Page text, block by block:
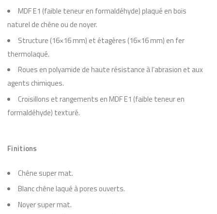
MDF E1 (faible teneur en formaldéhyde) plaqué en bois
naturel de chêne ou de noyer.
Structure (16×16 mm) et étagères (16×16 mm) en fer
thermolaqué.
Roues en polyamide de haute résistance à l’abrasion et aux
agents chimiques.
Croisillons et rangements en MDF E1 (faible teneur en
formaldéhyde) texturé.
Finitions
Chêne super mat.
Blanc chêne laqué à pores ouverts.
Noyer super mat.